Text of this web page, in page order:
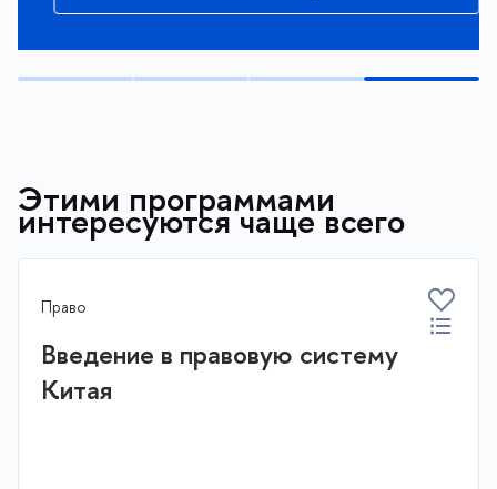
Этими программами
интересуются чаще всего
Право
Введение в правовую систему
Китая